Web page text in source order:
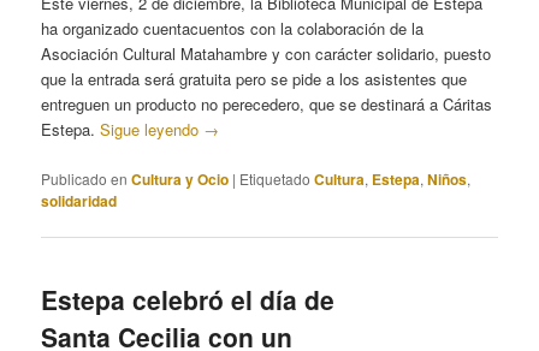
ha organizado cuentacuentos con la colaboración de la
Asociación Cultural Matahambre y con carácter solidario, puesto
que la entrada será gratuita pero se pide a los asistentes que
entreguen un producto no perecedero, que se destinará a Cáritas
Estepa.Sigue leyendo →
Publicado en Cultura y Ocio | Etiquetado Cultura, Estepa,Niños,
solidaridad
Estepa celebró el día de
Santa Cecilia con un